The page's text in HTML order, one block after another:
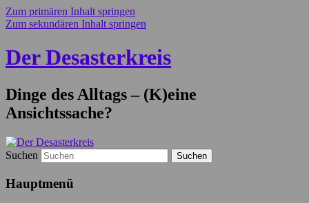
Zum primären Inhalt springen
Zum sekundären Inhalt springen
Der Desasterkreis
Dinge des Alltags – (K)eine
Ansichtssache?
Suchen
Hauptmenü